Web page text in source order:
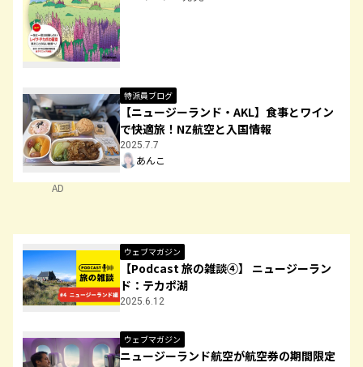
特派員ブログ
【ニュージーランド・AKL】食事とワイン
で快適旅！NZ航空と入国情報
2025.7.7
あんこ
AD
ウェブマガジン
【Podcast 旅の雑談④】 ニュージーラン
ド：テカポ湖
2025.6.12
ウェブマガジン
ニュージーランド航空が航空券の期間限定